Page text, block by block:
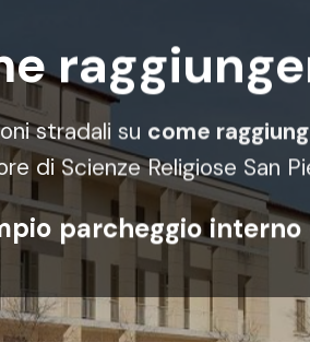
stradali su come
di Scienze Religiose San
parcheggio interno